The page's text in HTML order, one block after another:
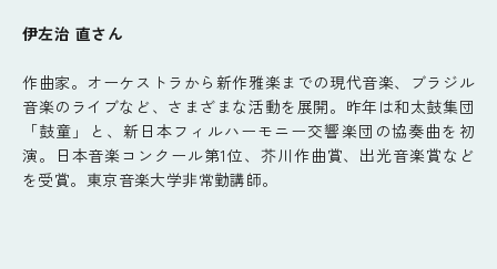
伊左治 直さん
作曲家。オーケストラから新作雅楽までの現代音楽、ブラジル
音楽のライブなど、さまざまな活動を展開。昨年は和太鼓集団
「鼓童」と、新日本フィルハーモニー交響楽団の協奏曲を初
演。日本音楽コンクール第1位、芥川作曲賞、出光音楽賞など
を受賞。東京音楽大学非常勤講師。